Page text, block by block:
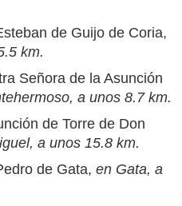
de Guijo de Coria,
km.
Señora de la Asunción
a unos 8.7 km.
de Torre de Don
a unos 15.8 km.
de Gata, en Gata, a